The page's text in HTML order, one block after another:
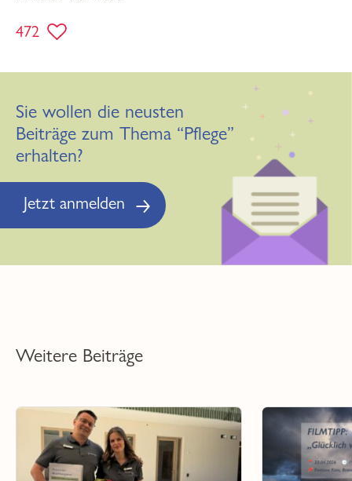
472
Sie wollen die neusten
Beiträge zum Thema “Pflege”
erhalten?
Jetzt anmelden
Weitere Beiträge